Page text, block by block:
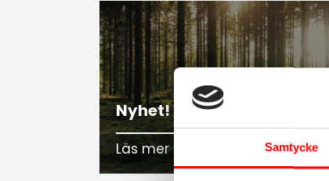
Samtycke
Nyhet! Friluftsprofil
Läs mer om skolans nya profil